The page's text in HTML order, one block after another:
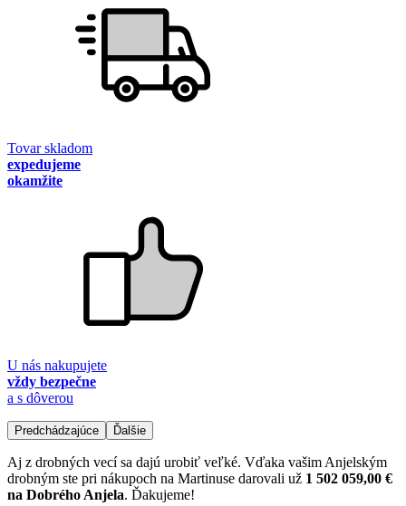
Tovar skladom
expedujeme
okamžite
U nás nakupujete
vždy bezpečne
a s dôverou
Predchádzajúce Ďalšie
Aj z drobných vecí sa dajú urobiť veľké. Vďaka vašim Anjelským
drobným ste pri nákupoch na Martinuse darovali už 1 502 059,00 €
na Dobrého Anjela. Ďakujeme!